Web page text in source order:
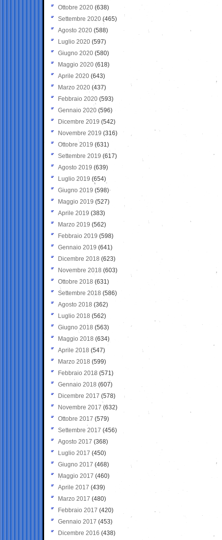
Ottobre 2020 (638)
Settembre 2020(465)
Agosto 2020 (588)
Luglio 2020 (597)
Giugno 2020 (580)
Maggio 2020 (618)
Aprile 2020 (643)
Marzo 2020 (437)
Febbraio 2020 (593)
Gennaio 2020 (596)
Dicembre 2019 (542)
Novembre 2019 (316)
Ottobre 2019 (631)
Settembre 2019 (617)
Agosto 2019 (639)
Luglio 2019 (654)
Giugno 2019 (598)
Maggio 2019 (527)
Aprile 2019 (383)
Marzo 2019 (562)
Febbraio 2019 (598)
Gennaio 2019 (641)
Dicembre 2018 (623)
Novembre 2018 (603)
Ottobre 2018 (631)
Settembre 2018 (586)
Agosto 2018 (362)
Luglio 2018 (562)
Giugno 2018 (563)
Maggio 2018 (634)
Aprile 2018 (547)
Marzo 2018 (599)
Febbraio 2018 (571)
Gennaio 2018 (607)
Dicembre 2017 (578)
Novembre 2017 (632)
Ottobre 2017 (579)
Settembre 2017 (456)
Agosto 2017 (368)
Luglio 2017 (450)
Giugno 2017 (468)
Maggio 2017 (460)
Aprile 2017 (439)
Marzo 2017 (480)
Febbraio 2017 (420)
Gennaio 2017 (453)
Dicembre 2016 (438)